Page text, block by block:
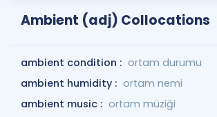
Ambient (adj) Collocations
ambient condition : ortam durumu
ambient humidity : ortam nemi
ambient music : ortam müziği